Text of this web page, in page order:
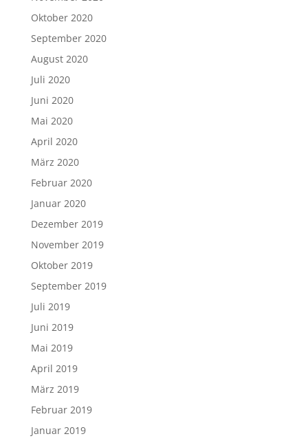
Oktober 2020
September 2020
August 2020
Juli 2020
Juni 2020
Mai 2020
April 2020
März 2020
Februar 2020
Januar 2020
Dezember 2019
November 2019
Oktober 2019
September 2019
Juli 2019
Juni 2019
Mai 2019
April 2019
März 2019
Februar 2019
Januar 2019